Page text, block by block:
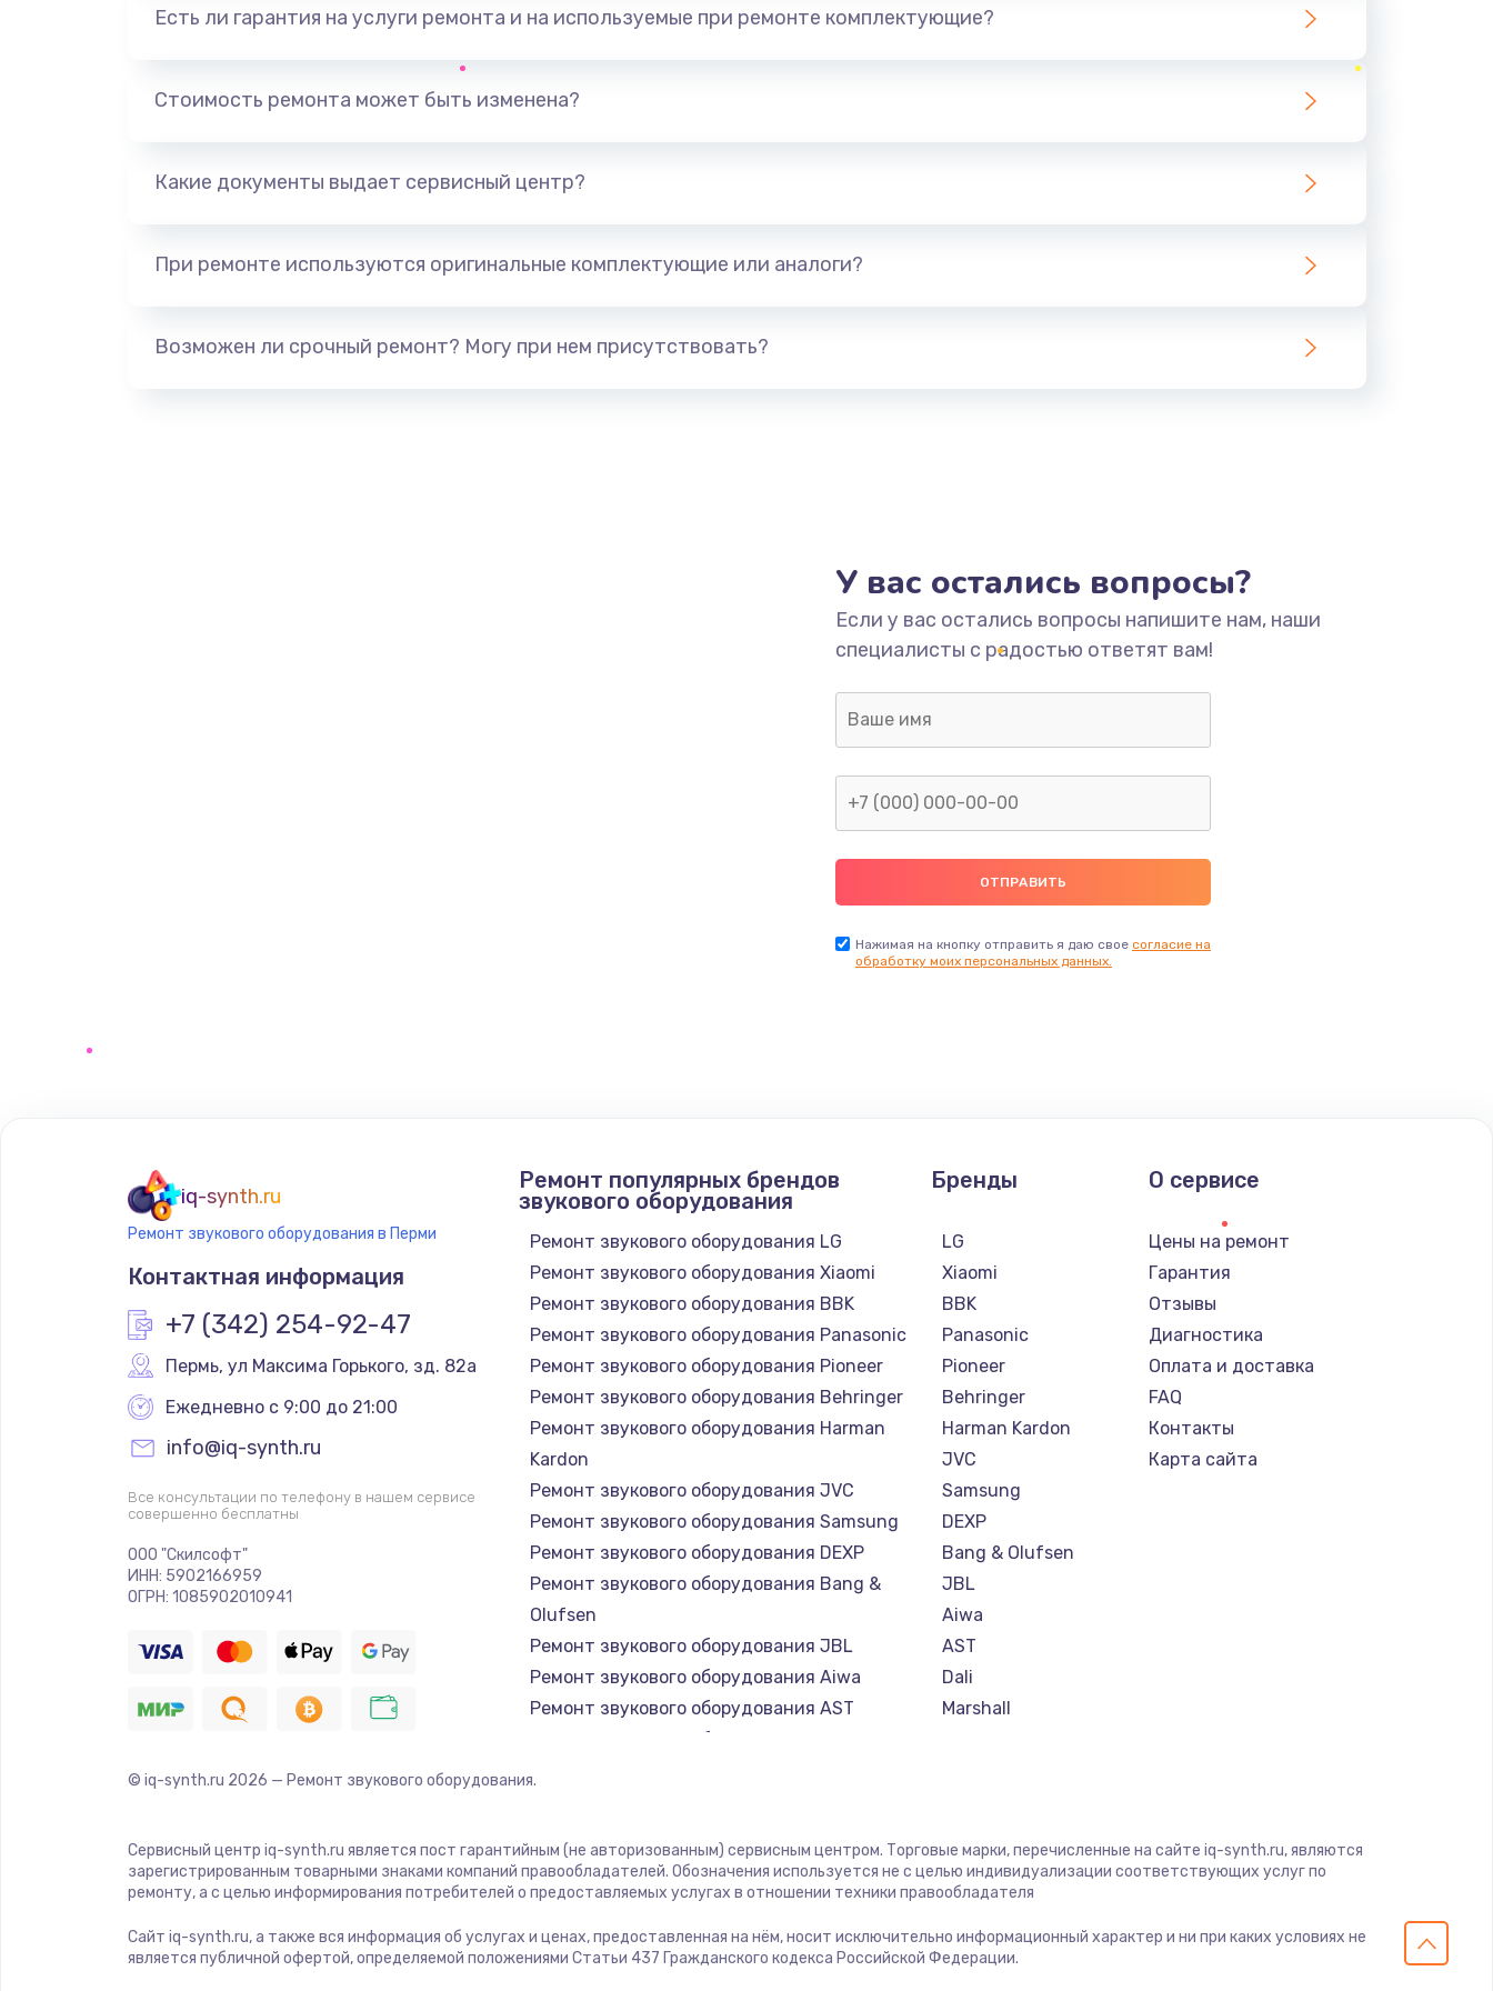
Разборка-сборка
Есть ли гарантия на услуги ремонта и на используемые при ремонте комплектующие?
Стоимость ремонта может быть изменена?
Какие документы выдает сервисный центр?
При ремонте используются оригинальные комплектующие или аналоги?
Возможен ли срочный ремонт? Могу при нем присутствовать?
У вас остались вопросы?
Если у вас остались вопросы напишите нам, наши
специалисты с радостью ответят вам!
Нажимая на кнопку отправить я даю свое согласие на
обработку моих персональных данных.
iq-synth.ru
Ремонт звукового оборудования в Перми
Контактная информация
+7 (342) 254-92-47
Пермь, ул Максима Горького, зд. 82а
Ежедневно с 9:00 до 21:00
info@iq-synth.ru
Все консультации по телефону в нашем сервисе
совершенно бесплатны
ООО "Скилсофт"
ИНН: 5902166959
ОГРН: 1085902010941
Ремонт популярных брендов
звукового оборудования
Ремонт звукового оборудования LG
Ремонт звукового оборудования Xiaomi
Ремонт звукового оборудования BBK
Ремонт звукового оборудования Panasonic
Ремонт звукового оборудования Pioneer
Ремонт звукового оборудования Behringer
Ремонт звукового оборудования Harman
Kardon
Ремонт звукового оборудования JVC
Ремонт звукового оборудования Samsung
Ремонт звукового оборудования DEXP
Ремонт звукового оборудования Bang &
Olufsen
Ремонт звукового оборудования JBL
Ремонт звукового оборудования Aiwa
Ремонт звукового оборудования AST
Ремонт звукового оборудования Dali
Бренды
LG
Xiaomi
BBK
Panasonic
Pioneer
Behringer
Harman Kardon
JVC
Samsung
DEXP
Bang & Olufsen
JBL
Aiwa
AST
Dali
Marshall
О сервисе
Цены на ремонт
Гарантия
Отзывы
Диагностика
Оплата и доставка
FAQ
Контакты
Карта сайта
© iq-synth.ru 2026 — Ремонт звукового оборудования.
Сервисный центр iq-synth.ru является пост гарантийным (не авторизованным) сервисным центром. Торговые марки, перечисленные на сайте iq-synth.ru, являются
зарегистрированным товарными знаками компаний правообладателей. Обозначения используется не с целью индивидуализации соответствующих услуг по
ремонту, а с целью информирования потребителей о предоставляемых услугах в отношении техники правообладателя
Сайт iq-synth.ru, а также вся информация об услугах и ценах, предоставленная на нём, носит исключительно информационный характер и ни при каких условиях не
является публичной офертой, определяемой положениями Статьи 437 Гражданского кодекса Российской Федерации.